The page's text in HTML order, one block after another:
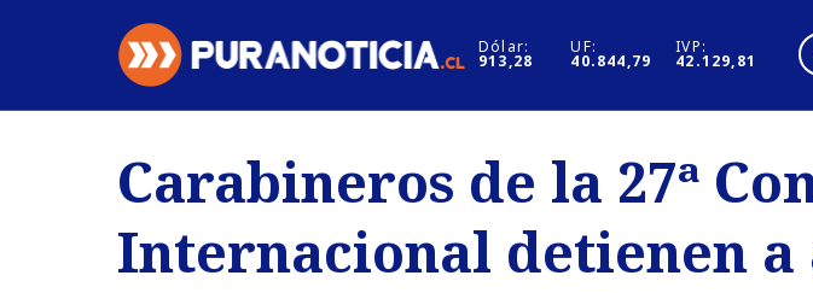
Dólar:
913,28
UF:
40.844,79
IVP:
42.129,81
Regiones
Deportes
Internacional
Motores
Negocios
Pura Mujer
Carabineros de la 27ª
Internacional detienen